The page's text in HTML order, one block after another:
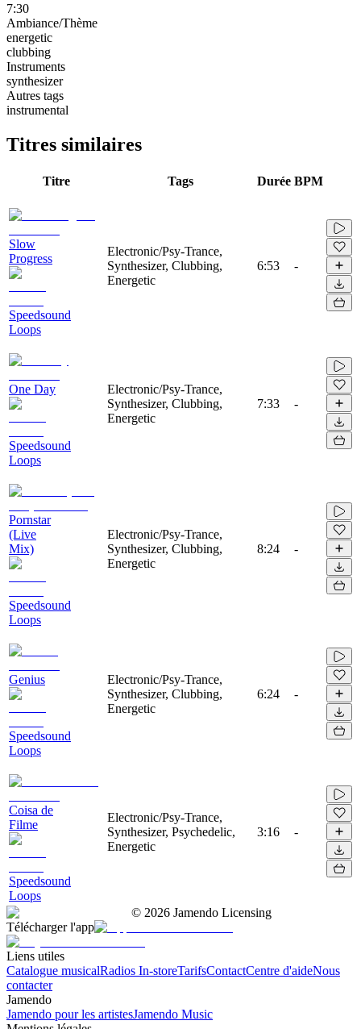
7:30
Ambiance/Thème
energetic
clubbing
Instruments
synthesizer
Autres tags
instrumental
Titres similaires
Titre Tags Durée BPM
Slow
Progress
Speedsound
Loops
Electronic/Psy-Trance,
Synthesizer, Clubbing,
Energetic
6:53 -
One Day
Speedsound
Loops
Electronic/Psy-Trance,
Synthesizer, Clubbing,
Energetic
7:33 -
Pornstar
(Live
Mix)
Speedsound
Loops
Electronic/Psy-Trance,
Synthesizer, Clubbing,
Energetic
8:24 -
Genius
Speedsound
Loops
Electronic/Psy-Trance,
Synthesizer, Clubbing,
Energetic
6:24 -
Coisa de
Filme
Speedsound
Loops
Electronic/Psy-Trance,
Synthesizer, Psychedelic,
Energetic
3:16 -
© 2026 Jamendo Licensing
Télécharger l'app
Liens utiles
Catalogue musicalRadios In-storeTarifsContactCentre d'aideNous
contacter
Jamendo
Jamendo pour les artistesJamendo Music